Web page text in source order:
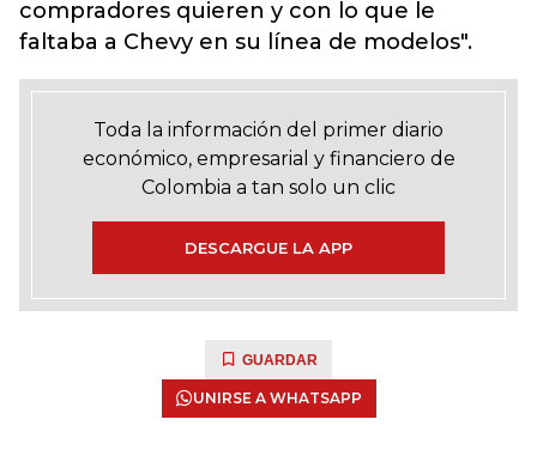
compradores quieren y con lo que le
faltaba a Chevy en su línea de modelos".
Toda la información del primer diario
económico, empresarial y financiero de
Colombia a tan solo un clic
DESCARGUE LA APP
GUARDAR
UNIRSE A WHATSAPP